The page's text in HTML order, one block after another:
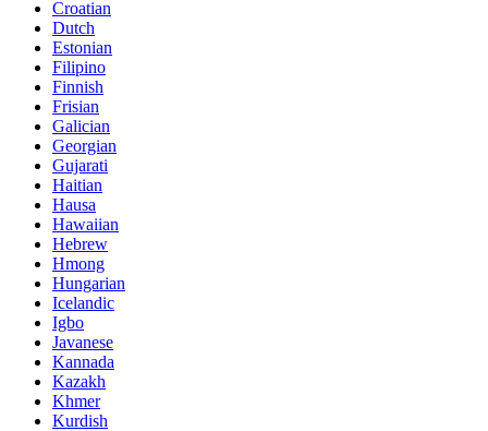
Croatian
Dutch
Estonian
Filipino
Finnish
Frisian
Galician
Georgian
Gujarati
Haitian
Hausa
Hawaiian
Hebrew
Hmong
Hungarian
Icelandic
Igbo
Javanese
Kannada
Kazakh
Khmer
Kurdish